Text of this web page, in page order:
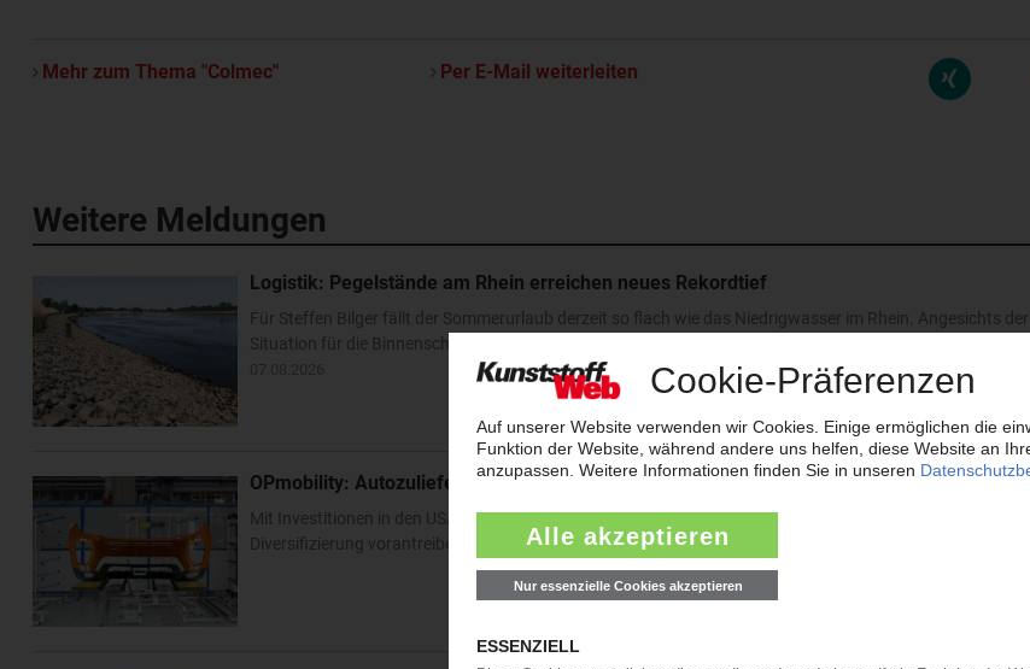
Mehr zum Thema "Colmec" Per E-Mail weiterleiten
Weitere Meldungen
Logistik: Pegelstände am Rhein erreichen neues Rekordtief
Für Steffen Bilger fällt der Sommerurlaub derzeit so flach wie das Niedrigwasser im Rhein. Angesichts
Situation für die Binnenschifffahrt hat der frisch gekürte Bundesverkehrsminister zur Konferenz nach
OPmobility: Autozulieferer verstärkt Präsenz in den USA und Asien
Mit Investitionen in den USA und Asien will der Automobilzulieferer OPmobility – die frühere Plastic
Diversifizierung vorantreiben. Im US-Bundesstaat Ohio errichtet der familiengeführte Automobilzulieferer